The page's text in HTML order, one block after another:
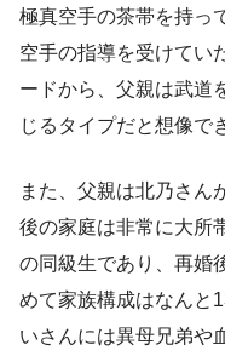
極真空手の茶帯を持っ
空手の指導を受けてい
ードから、父親は武道
じるタイプだと想像で
また、父親は北乃さん
後の家庭は非常に大所
の同級生であり、再婚
めて家族構成はなんと
いさんには異母兄弟や